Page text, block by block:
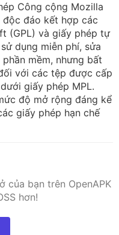
Công cộng Mozilla
độc đáo kết hợp các
(GPL) và giấy phép tự
dụng miễn phí, sửa
mềm, nhưng bất
với các tệp được cấp
giấy phép MPL.
độ mở rộng đáng kể
giấy phép hạn chế
của bạn trên OpenAPK
hơn!